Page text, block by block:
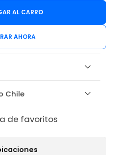
AL CARRO
AHORA
Chile
de favoritos